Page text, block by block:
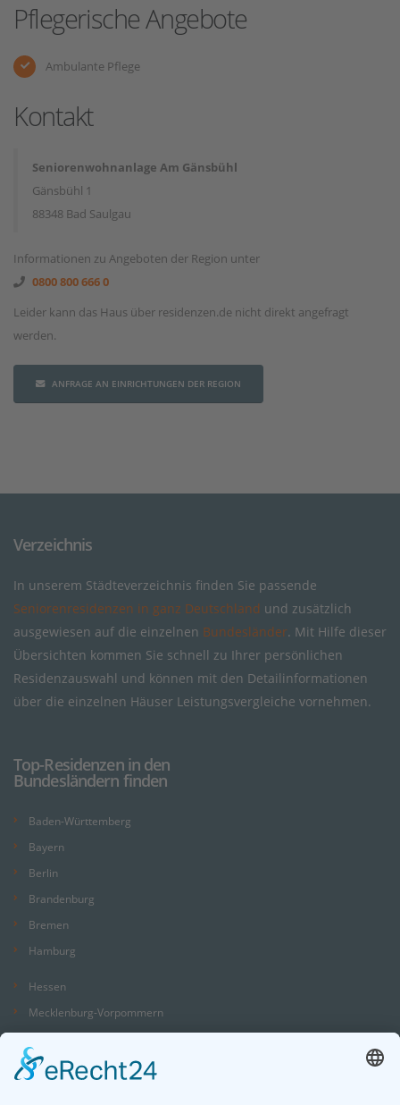
Pflegerische Angebote
Ambulante Pflege
Kontakt
Seniorenwohnanlage Am Gänsbühl
Gänsbühl 1
88348 Bad Saulgau
Informationen zu Angeboten der Region unter
0800 800 666 0
Leider kann das Haus über residenzen.de nicht direkt angefragt
werden.
ANFRAGE AN EINRICHTUNGEN DER REGION
Verzeichnis
In unserem Städteverzeichnis finden Sie passende
Seniorenresidenzen in ganz Deutschland und zusätzlich
ausgewiesen auf die einzelnen Bundesländer. Mit Hilfe dieser
Übersichten kommen Sie schnell zu Ihrer persönlichen
Residenzauswahl und können mit den Detailinformationen
über die einzelnen Häuser Leistungsvergleiche vornehmen.
Top-Residenzen in den
Bundesländern finden
Baden-Württemberg
Bayern
Berlin
Brandenburg
Bremen
Hamburg
Hessen
Mecklenburg-Vorpommern
Niedersachsen
Nordrhein-Westfalen